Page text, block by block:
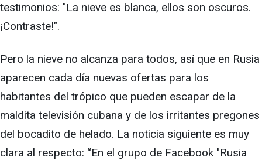
testimonios: "La nieve es blanca, ellos son oscuros.
¡Contraste!".
Pero la nieve no alcanza para todos, así que en Rusia
aparecen cada día nuevas ofertas para los
habitantes del trópico que pueden escapar de la
maldita televisión cubana y de los irritantes pregones
del bocadito de helado. La noticia siguiente es muy
clara al respecto: “En el grupo de Facebook "Rusia